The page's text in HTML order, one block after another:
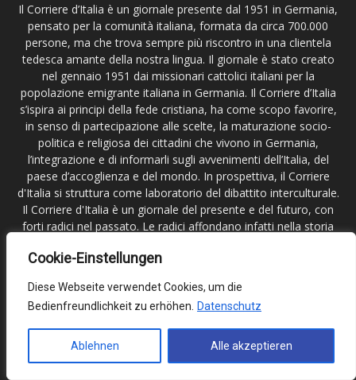
Cookie-Einstellungen
Diese Webseite verwendet Cookies, um die
Bedienfreundlichkeit zu erhöhen.
Datenschutz
Ablehnen Alle akzeptieren
Il Corriere d’Italia è un giornale presente dal 1951 in Germania,
pensato per la comunità italiana, formata da circa 700.000
persone, ma che trova sempre più riscontro in una clientela
tedesca amante della nostra lingua. Il giornale è stato creato
nel gennaio 1951 dai missionari cattolici italiani per la
popolazione emigrante italiana in Germania. Il Corriere d’Italia
s’ispira ai principi della fede cristiana, ha come scopo favorire,
in senso di partecipazione alle scelte, la maturazione socio-
politica e religiosa dei cittadini che vivono in Germania,
l’integrazione e di informarli sugli avvenimenti dell’Italia, del
paese d’accoglienza e del mondo. In prospettiva, il Corriere
d'Italia si struttura come laboratorio del dibattito interculturale.
Il Corriere d'Italia è un giornale del presente e del futuro, con
forti radici nel passato. Le radici affondano infatti nella storia
d'Italia ha seguito fin dall'inizio. Il Corriere d’Italia non è a scopo
in Germania e Scandinavia; registrata al tribunale di
Francoforte sul Meno.
Contattaci: redazione@corritalia.de